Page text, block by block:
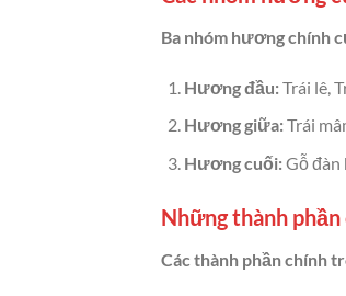
Ba nhóm hương chính
Hương đầu:Trái lê,
Hương giữa:Trái
Hương cuối:Gỗ đàn
Những thành
Các thành phần chính